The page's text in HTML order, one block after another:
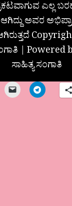
ಎಲ್ಲ
ಅವರ
| Powered
ಸಾಹಿತ್ಯ ಸಂಗಾತಿ